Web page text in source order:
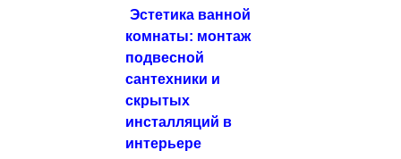
Эстетика ванной
комнаты: монтаж
подвесной
сантехники и
скрытых
инсталляций в
интерьере